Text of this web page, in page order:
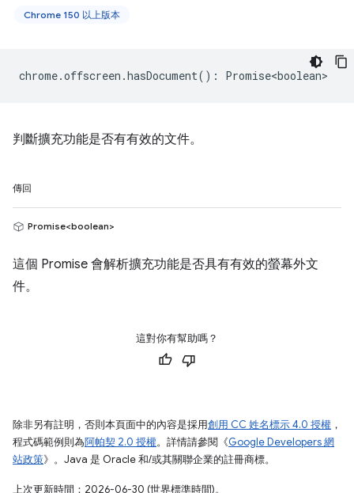
Chrome 150 以上版本
chrome.offscreen .hasDocument() : Promise<boolean>
判斷擴充功能是否有有效的文件。
傳回
Promise<boolean>
這個 Promise 會解析擴充功能是否具有有效的螢幕外文
件。
這對你有幫助嗎？
除非另有註明，否則本頁面中的內容是採用創用 CC 姓名標示 4.0 授權 ，
程式碼範例則為阿帕契 2.0 授權。詳情請參閱《Google Developers 網
站政策》。Java 是 Oracle 和/或其關聯企業的註冊商標。
上次更新時間：2026-06-30 (世界標準時間)。